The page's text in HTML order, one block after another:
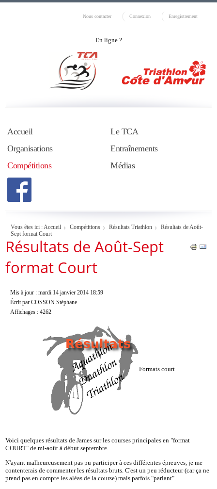
Nous contacter Connexion Enregistrement
En ligne ?
Accueil
Le TCA
Organisations
Entraînements
Compétitions
Médias
Vous êtes ici :Accueil Compétitions Résultats Triathlon
Résultats de Août-
Sept format Court
Résultats de Août-Sept
format Court
Mis à jour : mardi 14 janvier 2014 18:59
Écrit par COSSON Stéphane
Affichages : 4262
Formats court
Voici quelques résultats de James sur les courses principales en "format
COURT" de mi-août à début septembre.
N'ayant malheureusement pas pu participer à ces différentes épreuves, je me
contenterais de commenter les résultats bruts. C'est un peu réducteur (car ça ne
prend pas en compte les aléas de la course) mais parfois "parlant".